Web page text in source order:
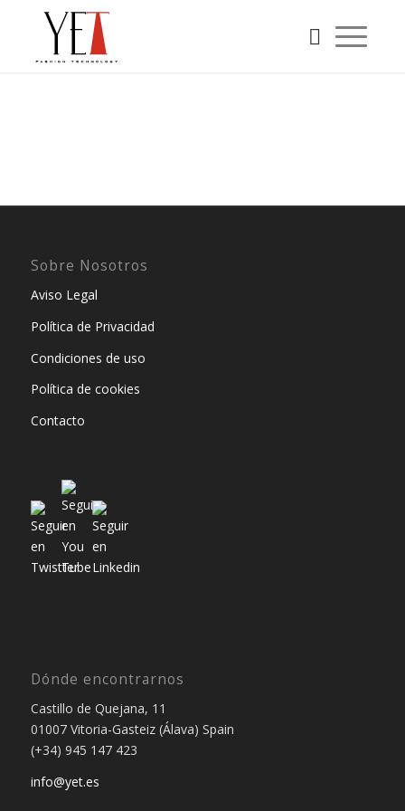
Sobre Nosotros
Aviso Legal
Política de Privacidad
Condiciones de uso
Política de cookies
Contacto
Dónde encontrarnos
Castillo de Quejana, 11
01007 Vitoria-Gasteiz (Álava) Spain
(+34) 945 147 423
info@yet.es